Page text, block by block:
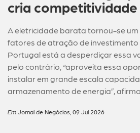
cria competitividade
A eletricidade barata tornou-se um
fatores de atração de
Portugal está a desperdiçar essa
pelo contrário, “aproveita essa
instalar em grande escala
armazenamento de energia”,
EmJornal de Negócios, 09 Jul 2026